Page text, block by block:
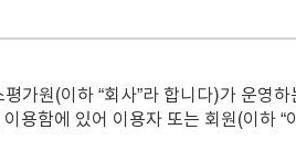
가원(이하 “회사”라 합니다)가 운영
용함에 있어 이용자 또는 회원(이하